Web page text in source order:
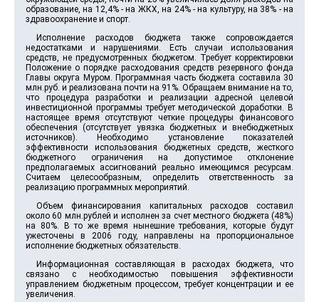
образование, на 12,4% - на ЖКХ, на 24% - на культуру, на 38% - на
здравоохранение и спорт.
Исполнение расходов бюджета также сопровождается
недостатками и нарушениями. Есть случаи использования
средств, не предусмотренных бюджетом. Требует корректировки
Положение о порядке расходования средств резервного фонда
Главы округа Муром. Программная часть бюджета составила 30
млн.руб. и реализована почти на 91%. Обращаем внимание на то,
что процедура разработки и реализации адресной целевой
инвестиционной программы требует методической доработки. В
настоящее время отсутствуют четкие процедуры финансового
обеспечения (отсутствует увязка бюджетных и внебюджетных
источников). Необходимо установление показателей
эффективности использования бюджетных средств, жесткого
бюджетного ограничения на допустимое отклонение
предполагаемых ассигнований реально имеющимся ресурсам.
Считаем целесообразным, определить ответственность за
реализацию программных мероприятий.
Объем финансирования капитальных расходов составил
около 60 млн.рублей и исполнен за счет местного бюджета (48%)
на 80%. В то же время нынешние требования, которые будут
ужесточены в 2006 году, направлены на пропорциональное
исполнение бюджетных обязательств.
Информационная составляющая в расходах бюджета, что
связано с необходимостью повышения эффективности
управлением бюджетным процессом, требует концентрации и ее
увеличения.